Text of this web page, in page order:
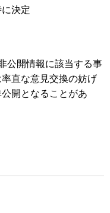
決定
公開情報に該当する事
直な意見交換の妨げ
開となることがあ